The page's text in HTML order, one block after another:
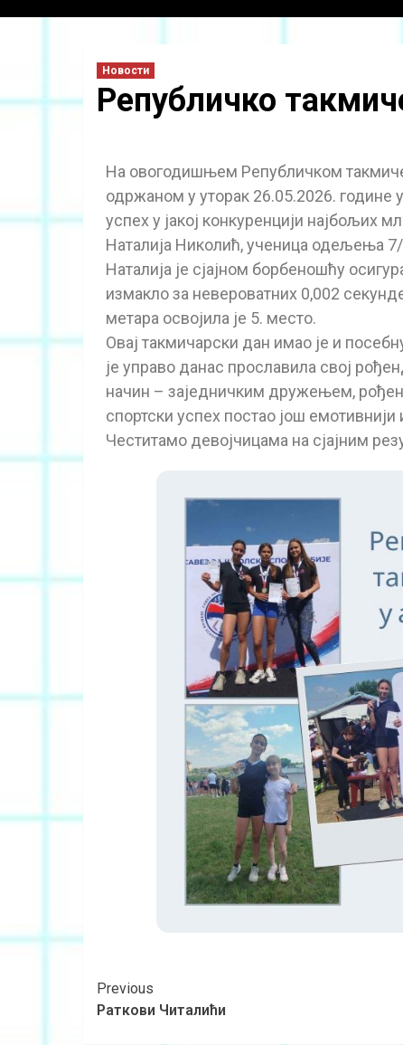
Новости
Републичко
На овогодишњем Републичком
одржаном у уторак 26.05.2026. године
успех у јакој конкуренцији најбољих
Наталија Николић, ученица одељења 7/
Наталија је сјајном борбеношћу
измакло за невероватних 0,002
метара освојила је 5. место.
Овај такмичарски дан имао је и
је управо данас прославила свој
начин – заједничким дружењем,
спортски успех постао још емотивнији
Честитамо девојчицама на сјајним
Previous
Раткови Читалићи